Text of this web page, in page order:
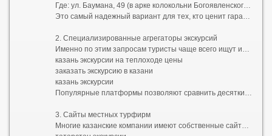
Где: ул. Баумана, 49 (в арке колокольни Богоявленского собора) и в аэропорту «Казань».
Это самый надежный вариант для тех, кто ценит гарантированное качество. Здесь можно бесплатно взять карту города, получить консультацию и сразу же оплатить сертифицированные туры. Цены здесь фиксированные, без скрытых комиссий.
2. Специализированные агрегаторы экскурсий
Именно по этим запросам туристы чаще всего ищут информацию в сети:
казань экскурсии на теплоходе цены
заказать экскурсию в казани
казань экскурсии
Популярные платформы позволяют сравнить десятки предложений от частных гидов и агентств. Вы можете прочитать реальные отзывы, посмотреть фотографии маршрутов и забронировать место онлайн за пару минут. Это идеальный способ найти бюджетные групповые прогулки или уникальные авторские программы.
3. Сайты местных турфирм
Многие казанские компании имеют собственные сайты с удобным календарем бронирования. Если вы хотите заказать экскурсию по Казани заранее, еще до приезда в город, этот способ подойдет лучше всего. Часто при раннем бронировании на сайте предоставляются скидки.